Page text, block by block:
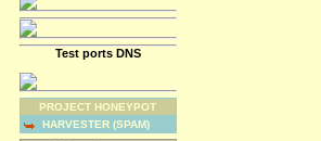
Test ports DNS
PROJECT HONEYPOT
HARVESTER (SPAM)